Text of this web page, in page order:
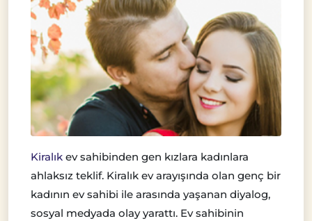
Kiralık ev sahibinden gen kızlara kadınlara
ahlaksız teklif. Kiralık ev arayışında olan genç bir
kadının ev sahibi ile arasında yaşanan diyalog,
sosyal medyada olay yarattı. Ev sahibinin